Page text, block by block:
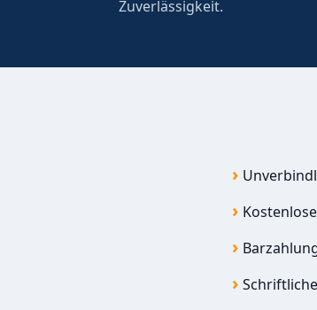
Zuverlässigkeit.